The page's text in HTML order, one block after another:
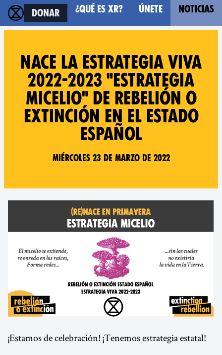
Donar ¿Qué es XR? Únete Noticias
Nace la Estrategia viva
2022-2023 "Estrategia
micelio" de Rebelión o
Extinción en el estado
español
Miércoles 23 de marzo de 2022
¡Estamos de celebración! ¡Tenemos estrategia estatal!